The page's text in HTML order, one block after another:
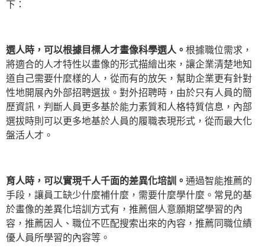
下：
選人時，可以根據目標人才畫像科學選人。 根據職位需求，
將適合的人才特性以畫像的形式描繪出來，讓企業清楚地知
道自己需要什麼樣的人，從而有的放矢，幫助企業更有針對
性地開展內外部招聘選拔。對外招聘時，由於只有人員的簡
歷資訊，判斷人員更多基於能力素質和人格特質信息，內部
選拔時則可以更多地基於人員的履職表現形式，從而最大化
盤活人才。
育人時，可以實現千人千面的差異化培訓。 通過智能推薦的
手段，讓員工缺少什麼補什麼，需要什麼學什麼。常見的基
於畫像的差異化培訓方式有，推薦個人意願期望學習的內
容，推薦因人、職位不匹配搜索出來的內容，推薦同職位績
優人員所學習的內容等。